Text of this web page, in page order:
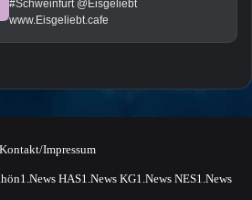
#Schweinfurt @Eisgeliebt
www.Eisgeliebt.cafe
Kontakt/Impressum
HAS1.News KG1.News NES1.News